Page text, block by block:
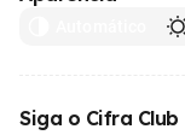
Siga o Cifra Club